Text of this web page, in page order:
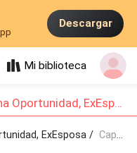
Descargar
Mi biblioteca
Todos los capítulos de Dame Una Oportunidad, ExEsposa : Capítulo 1 - Capítulo 10
ExEsposa / Capítulo 1 - Capítulo 10